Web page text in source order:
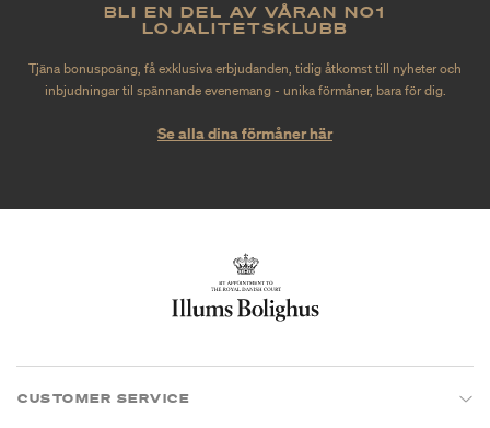
BLI EN DEL AV VÅRAN NO1
LOJALITETSKLUBB
Tjäna bonuspoäng, få exklusiva erbjudanden, tidig åtkomst till nyheter och
inbjudningar til spännande evenemang - unika förmåner, bara för dig.
Se alla dina förmåner här
CUSTOMER SERVICE